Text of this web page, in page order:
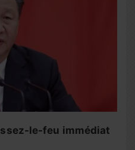
le-feu immédiat